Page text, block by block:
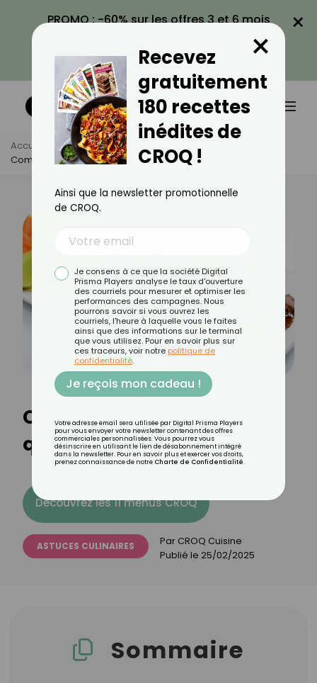
PROMO : -60% sur les offres 3 et 6 mois
VOIR LA PROMO
×
Accueil Actus
Astuces Culinaires
Comment Faire Un Tigre Qui Pleure ?
Comment faire un Tigre
qui Pleure ?
Découvrez les 11 menus CROQ
ASTUCES CULINAIRES Par CROQ Cuisine
Publié le 25/02/2025
Sommaire
Recevez
gratuitement
180 recettes
inédites de
CROQ !
×
Ainsi que la newsletter promotionnelle
de CROQ.
Je consens à ce que la société Digital
Prisma Players analyse le taux d'ouverture
des courriels pour mesurer et optimiser les
performances des campagnes. Nous
pourrons savoir si vous ouvrez les
courriels, l'heure à laquelle vous le faites
ainsi que des informations sur le terminal
que vous utilisez. Pour en savoir plus sur
ces traceurs, voir notre politique de
confidentialité.
Je reçois mon cadeau !
Votre adresse email sera utilisée par Digital Prisma Players
pour vous envoyer votre newsletter contenant des offres
commerciales personnalisées. Vous pourrez vous
désinscrire en utilisant le lien de désabonnement intégré
dans la newsletter. Pour en savoir plus et exercer vos droits,
prenez connaissance de notre Charte de Confidentialité.